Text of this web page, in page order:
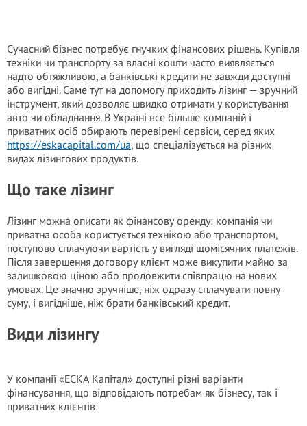
Сучасний бізнес потребує гнучких фінансових рішень. Купівля
техніки чи транспорту за власні кошти часто виявляється
надто обтяжливою, а банківські кредити не завжди доступні
або вигідні. Саме тут на допомогу приходить лізинг — зручний
інструмент, який дозволяє швидко отримати у користування
авто чи обладнання. В Україні все більше компаній і
приватних осіб обирають перевірені сервіси, серед яких
https://eskacapital.com/ua, що спеціалізується на різних
видах лізингових продуктів.
Що таке лізинг
Лізинг можна описати як фінансову оренду: компанія чи
приватна особа користується технікою або транспортом,
поступово сплачуючи вартість у вигляді щомісячних платежів.
Після завершення договору клієнт може викупити майно за
залишковою ціною або продовжити співпрацю на нових
умовах. Це значно зручніше, ніж одразу сплачувати повну
суму, і вигідніше, ніж брати банківський кредит.
Види лізингу
У компанії «ЕСКА Капітал» доступні різні варіанти
фінансування, що відповідають потребам як бізнесу, так і
приватних клієнтів: